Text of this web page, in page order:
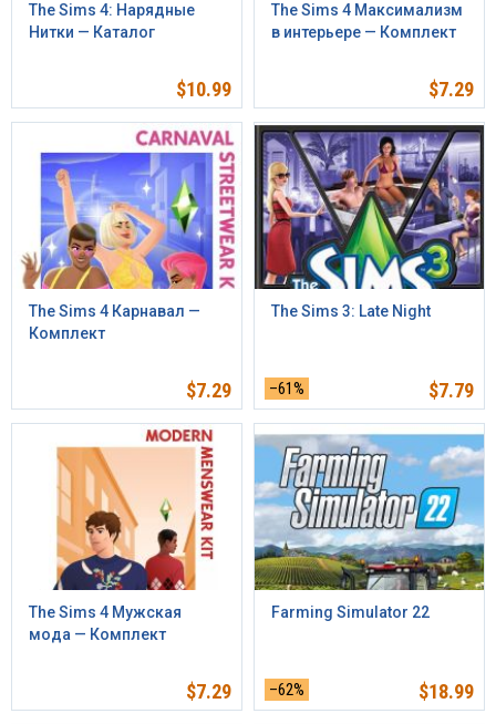
The Sims 4: Нарядные
Нитки — Каталог
$10.99
The Sims 4 Максимализм
в интерьере — Комплект
$7.29
The Sims 4 Карнавал —
Комплект
$7.29
The Sims 3: Late Night
–61% $7.79
The Sims 4 Мужская
мода — Комплект
$7.29
Farming Simulator 22
–62% $18.99